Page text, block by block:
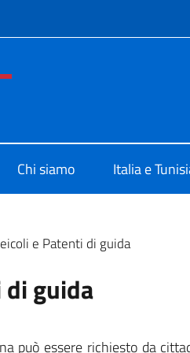
menù
Chi siamo Italia e
e Patenti di guida
guida
può essere richiesto da